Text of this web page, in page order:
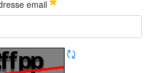
email